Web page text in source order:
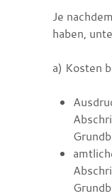
Je
haben,
a) Kosten